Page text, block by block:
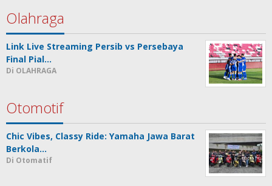
Olahraga
Link Live Streaming Persib vs Persebaya
Final Pial…
Di OLAHRAGA
Otomotif
Chic Vibes, Classy Ride: Yamaha Jawa Barat
Berkola…
Di Otomatif